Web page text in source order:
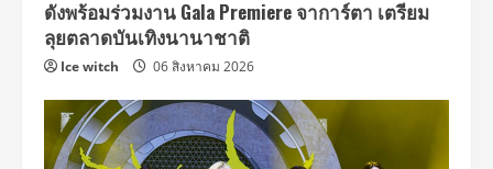
ดังพร้อมร่วมงาน Gala Premiere จาการ์ตา เตรียม
ลุยตลาดบันเทิงนานาชาติ
Ice witch 06 สิงหาคม 2026